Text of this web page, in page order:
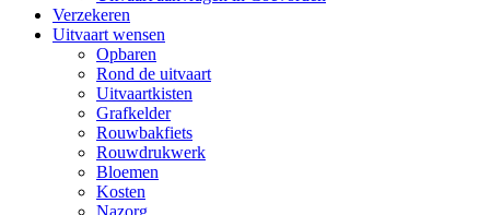
Verzekeren
Uitvaart wensen
Opbaren
Rond de uitvaart
Uitvaartkisten
Grafkelder
Rouwbakfiets
Rouwdrukwerk
Bloemen
Kosten
Nazorg